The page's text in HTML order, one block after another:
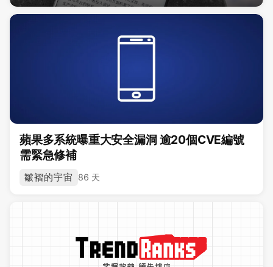
蘋果多系統曝重大安全漏洞 逾20個CVE編號
需緊急修補
皺褶的宇宙 86 天